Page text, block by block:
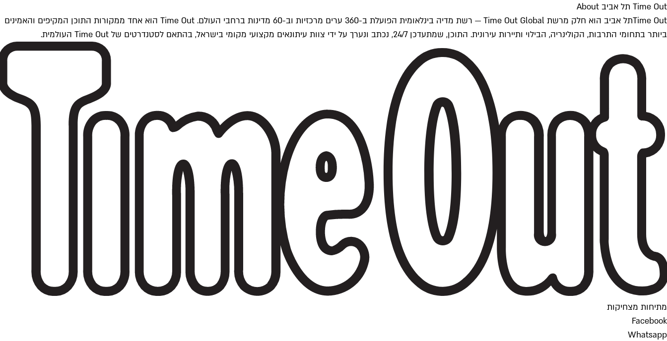
Time Out תל אביב About
Time Outתל אביב הוא חלק מרשת Time Out Global — רשת מדיה בינלאומית הפועלת ב-360 ערים מרכזיות וב-60 מדינות ברחבי העולם. Time Out הוא אחד ממקורות התוכן המקיפים והאמינים
ביותר בתחומי התרבות, הקולינריה, הבילוי ותיירות עירונית. התוכן, שמתעדכן 24/7, נכתב ונערך על ידי צוות עיתונאים מקצועי מקומי בישראל, בהתאם לסטנדרטים של Time Out העולמית.
מתיחות מצחיקות
Facebook
Whatsapp